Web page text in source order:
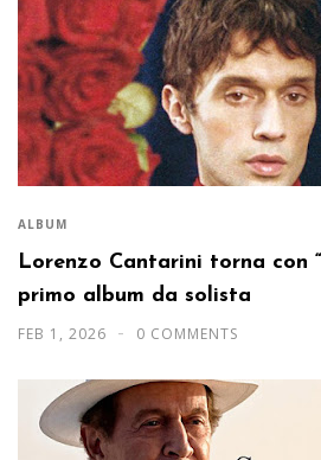
ALBUM
Lorenzo Cantarini torna con
primo album da solista
FEB 1, 2026 0 COMMENTS